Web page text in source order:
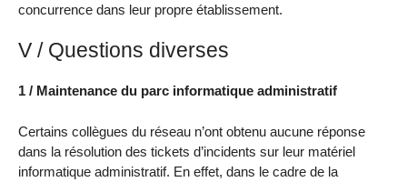
concurrence dans leur propre établissement.
V / Questions diverses
1 / Maintenance du parc informatique administratif
Certains collègues du réseau n’ont obtenu aucune réponse
dans la résolution des tickets d’incidents sur leur matériel
informatique administratif. En effet, dans le cadre de la